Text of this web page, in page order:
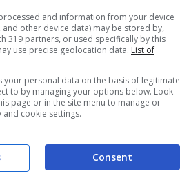
Pranjic, Rakitic, Modric,
Alonso, Busquets, David
and information from your device
other device data) may be stored by,
319 partners, or used specifically by this
use precise geolocation data. List of
your personal data on the basis of legitimate
to by managing your options below. Look
page or in the site menu to manage or
cookie settings.
Consent